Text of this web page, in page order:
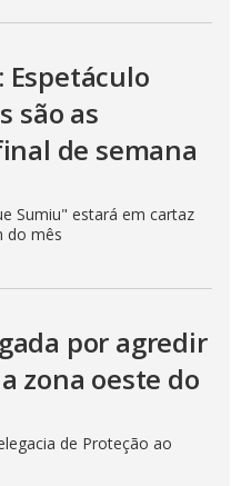
são as
de semana
Sumiu" estará em cartaz
do mês
por agredir
zona oeste do
de Proteção ao